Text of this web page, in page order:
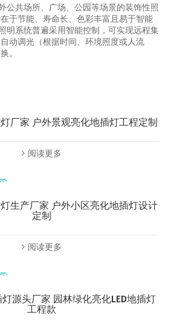
公共场所、广场、公园等场景的装饰性照
于节能、寿命长、色彩丰富且易于智能
明系统普遍采用智能控制，可实现‌远程集
动调光（根据时间、环境照度或人流
。
厂家 户外景观亮化地插灯工程定制
阅读更多
生产厂家 户外小区亮化地插灯设计
定制
阅读更多
源头厂家 园林绿化亮化LED地插灯
工程款